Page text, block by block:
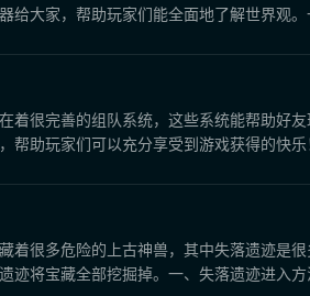
大家，帮助玩家们能全面地了解世界观
很完善的组队系统，这些系统能帮助好
助玩家们可以充分享受到游戏获得的快
很多危险的上古神兽，其中失落遗迹是
迹将宝藏全部挖掘掉。一、失落遗迹进入